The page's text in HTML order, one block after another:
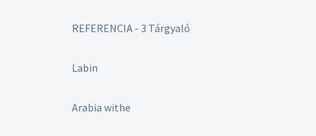
REFERENCIA - 3 Tárgyaló
Labin
Arabia withe